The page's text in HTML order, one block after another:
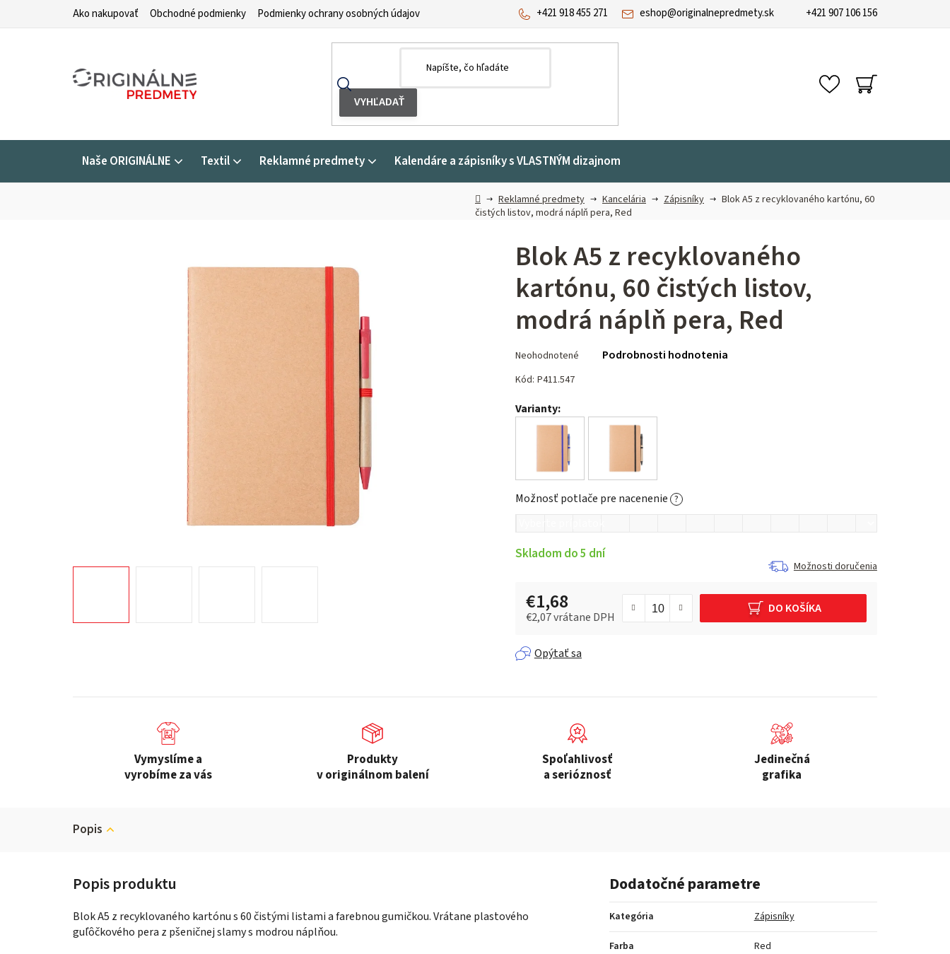
Ako nakupovať Obchodné podmienky Podmienky ochrany osobných údajov eshop@originalnepredmety.sk
+421 918 455 271 +421 907 106 156
NÁKUPNÝ
KOŠÍK
Naše ORIGINÁLNE Textil Reklamné predmety Kalendáre a zápisníky s VLASTNÝM dizajnom
DomovReklamné predmety Kancelária Zápisníky
Blok A5 z recyklovaného kartónu, 60
čistých listov, modrá náplň pera, Red
Blok A5 z recyklovaného
kartónu, 60 čistých listov,
modrá náplň pera, Red
hodnotenie
produktu
0,0
hviezdičiek.
Neohodnotené Podrobnosti hodnotenia
Kód: P411.547
Varianty:
Možnosť potlače pre nacenenie ?
Skladom do 5 dní
Možnosti doručenia
€1,68
€2,07vrátane DPH
DO KOŠÍKA
Opýtať sa
Vymyslíme a
vyrobíme za vás
Produkty
v originálnom balení
Spoľahlivosť
a serióznosť
Jedinečná
grafika
Popis
Blok A5 z recyklovaného kartónu s 60 čistými listami a farebnou gumičkou. Vrátane plastového
guľôčkového pera z pšeničnej slamy s modrou náplňou.
Dodatočné parametre
Kategória Zápisníky
Farba Red